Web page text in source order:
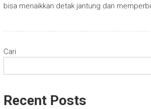
bisa menaikkan detak jantung dan
Cari
Recent Posts